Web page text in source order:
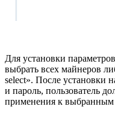
Для установки
выбрать всех майнеров
select». После установки
и пароль, пользователь
применения к выбранным